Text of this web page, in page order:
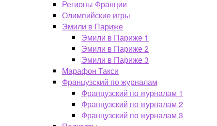
Регионы Франции
Олимпийские игры
Эмили в Париже
Эмили в Париже 1
Эмили в Париже 2
Эмили в Париже 3
Марафон Такси
Французский по журналам
Французский по журналам 1
Французский по журналам 2
Французский по журналам 3